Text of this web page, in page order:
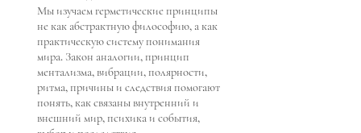
Мы изучаем герметические принципы
не как абстрактную философию, а как
практическую систему понимания
мира. Закон аналогии, принцип
ментализма, вибрации, полярности,
ритма, причины и следствия помогают
понять, как связаны внутренний и
внешний мир, психика и события,